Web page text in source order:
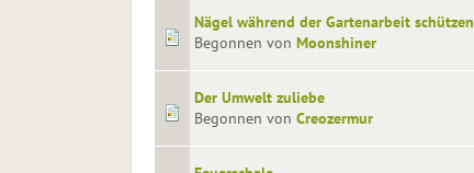
Nägel während der Gartenarbeit schützen
Begonnen von Moonshiner
Der Umwelt zuliebe
Begonnen von Creozermur